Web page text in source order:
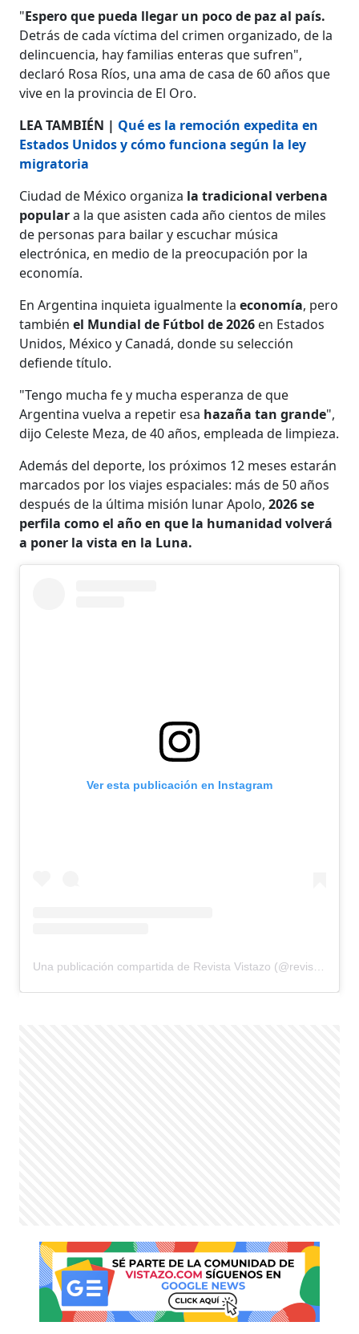
"Espero que pueda llegar un poco de paz al país.
Detrás de cada víctima del crimen organizado, de la
delincuencia, hay familias enteras que sufren",
declaró Rosa Ríos, una ama de casa de 60 años que
vive en la provincia de El Oro.
LEA TAMBIÉN | Qué es la remoción expedita en
Estados Unidos y cómo funciona según la ley
migratoria
Ciudad de México organiza la tradicional verbena
populara la que asisten cada año cientos de miles
de personas para bailar y escuchar música
electrónica, en medio de la preocupación por la
economía.
En Argentina inquieta igualmente laeconomía, pero
tambiénel Mundial de Fútbol de 2026 en Estados
Unidos, México y Canadá, donde su selección
defiende título.
"Tengo mucha fe y mucha esperanza de que
Argentina vuelva a repetir esa hazaña tan grande",
dijo Celeste Meza, de 40 años, empleada de limpieza.
Además del deporte, los próximos 12 meses estarán
marcados por los viajes espaciales: más de 50 años
después de la última misión lunar Apolo, 2026 se
perfila como el año en que la humanidad volverá
a poner la vista en la Luna.
Ver esta publicación en Instagram